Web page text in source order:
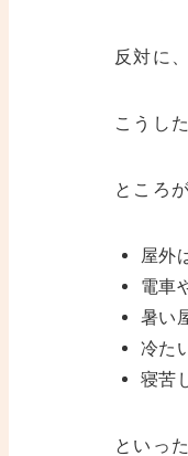
反対に
こうし
ところ
屋外
電車
暑い
冷た
寝苦
といっ